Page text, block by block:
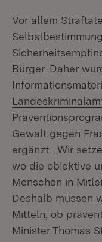
Vor allem
Bürger. Daher
Gewalt gegen
ergänzt. „Wir
wo die objektive
Menschen in
Deshalb müssen
Mitteln, ob
Minister Thomas